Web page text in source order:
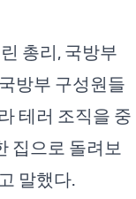
총리, 국방부
방부 구성원들
테러 조직을 중
집으로 돌려보
말했다.